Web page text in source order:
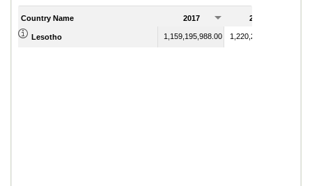
Country Name 2017 2018
Lesotho 1,159,195,988.00 1,220,252,414.00